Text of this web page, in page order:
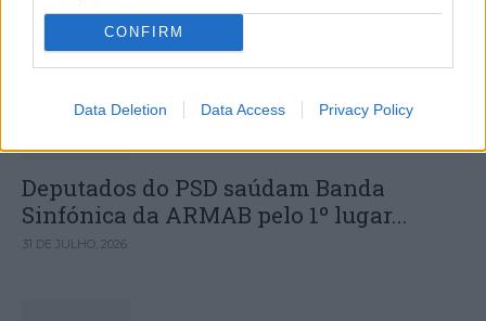
CONFIRM
Data Deletion Data Access Privacy Policy
DESTAQUES
Deputados do PSD saúdam Banda
Sinfónica da ARMAB pelo 1º lugar...
31 DE JULHO, 2026